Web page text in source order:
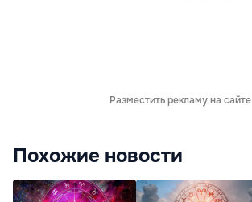
Разместить рекламу на сайте
Похожие новости